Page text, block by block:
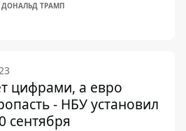
ДОНАЛЬД ТРАМП
цифрами, а евро
- НБУ установил
сентября